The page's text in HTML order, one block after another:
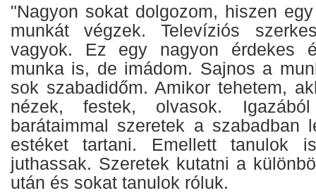
"Nagyon sokat dolgozom, hiszen
munkát végzek. Televíziós
vagyok. Ez egy nagyon érdekes
munka is, de imádom. Sajnos a
sok szabadidőm. Amikor tehetem,
nézek, festek, olvasok.
barátaimmal szeretek a szabadban
estéket tartani. Emellett tanulok
juthassak. Szeretek kutatni a
után és sokat tanulok róluk.